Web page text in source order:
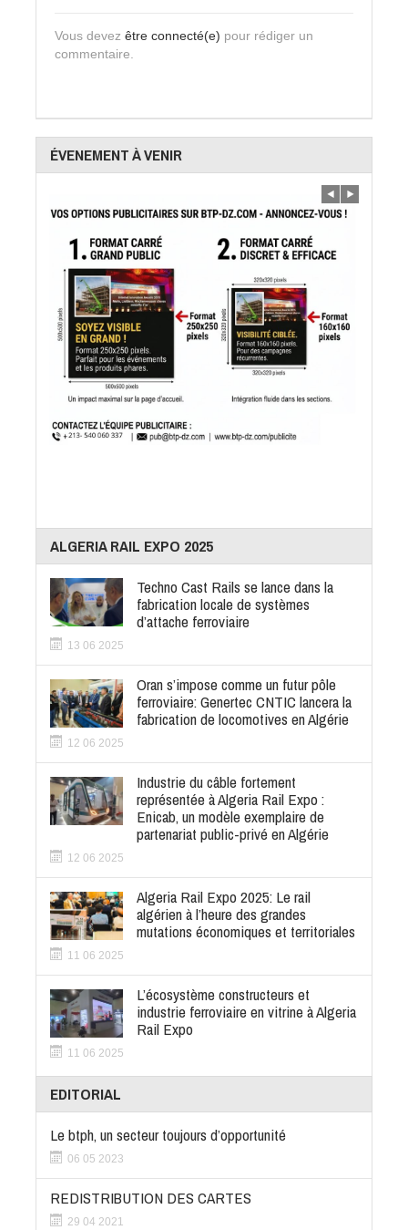
Vous devez être connecté(e) pour rédiger un
commentaire.
ÉVENEMENT À VENIR
ALGERIA RAIL EXPO 2025
Techno Cast Rails se lance dans la
fabrication locale de systèmes
d’attache ferroviaire
13 06 2025
Oran s’impose comme un futur pôle
ferroviaire: Genertec CNTIC lancera la
fabrication de locomotives en Algérie
12 06 2025
Industrie du câble fortement
représentée à Algeria Rail Expo :
Enicab, un modèle exemplaire de
partenariat public-privé en Algérie
12 06 2025
Algeria Rail Expo 2025: Le rail
algérien à l’heure des grandes
mutations économiques et territoriales
11 06 2025
L’écosystème constructeurs et
industrie ferroviaire en vitrine à Algeria
Rail Expo
11 06 2025
EDITORIAL
Le btph, un secteur toujours d’opportunité
06 05 2023
REDISTRIBUTION DES CARTES
29 04 2021